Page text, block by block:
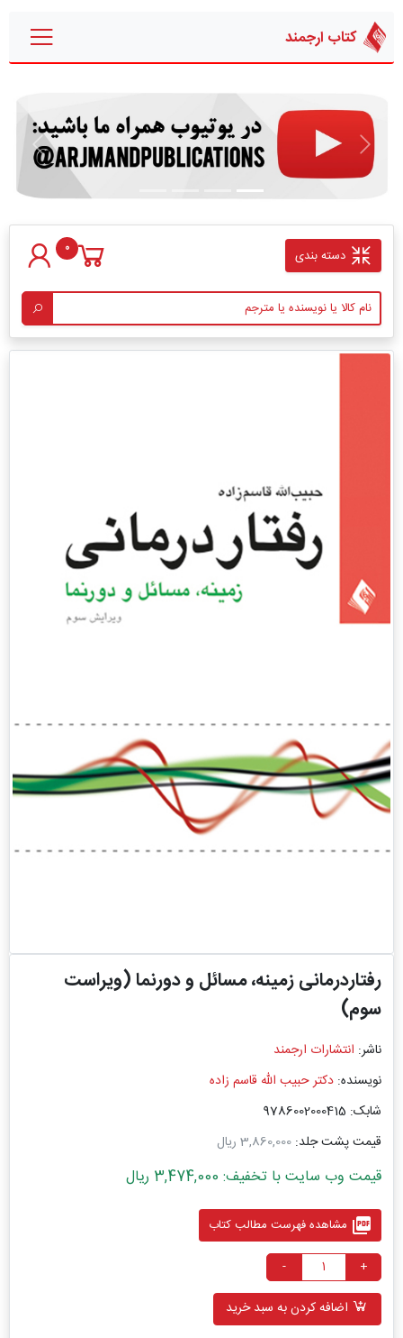
کتاب ارجمند
قبلی بعدی
دسته بندی 0
رفتاردرمانی زمینه، مسائل و دورنما (ویراست
سوم)
ناشر: انتشارات ارجمند
نویسنده: دکتر حبیب الله قاسم زاده
شابک: 9786002000415
قیمت پشت جلد: 3,860,000 ریال
قیمت وب سایت با تخفیف: 3,474,000 ریال
picture_as_pdf مشاهده فهرست مطالب کتاب
+
-
اضافه کردن به سبد خرید